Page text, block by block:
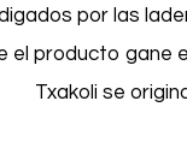
por las
el producto gane
Txakoli se